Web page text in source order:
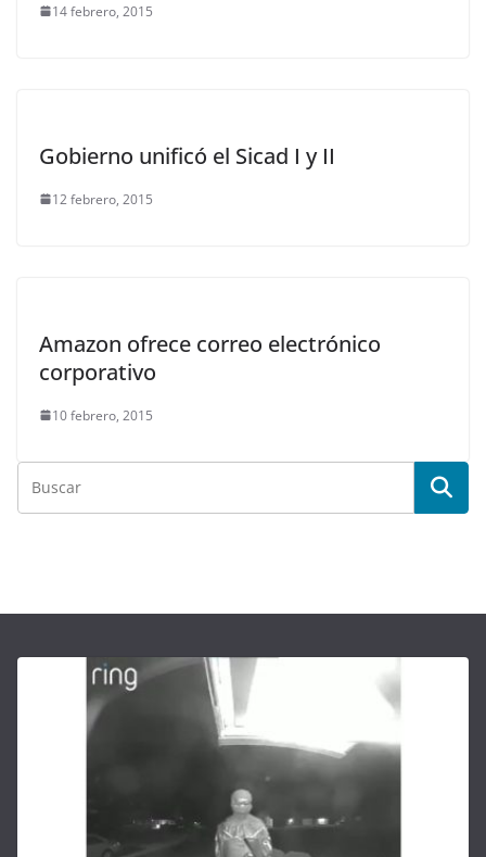
14 febrero, 2015
Gobierno unificó el Sicad I y II
12 febrero, 2015
Amazon ofrece correo electrónico
corporativo
10 febrero, 2015